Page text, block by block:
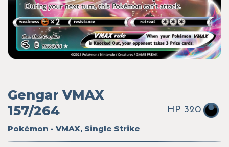
Gengar VMAX
157/264
Pokémon - VMAX, Single Strike
HP 320